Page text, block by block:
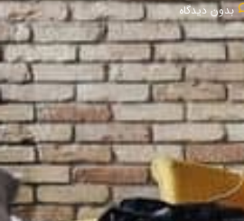
بدون دیدگاه